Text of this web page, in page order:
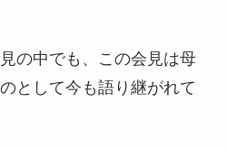
の中でも、この会見は母
として今も語り継がれて